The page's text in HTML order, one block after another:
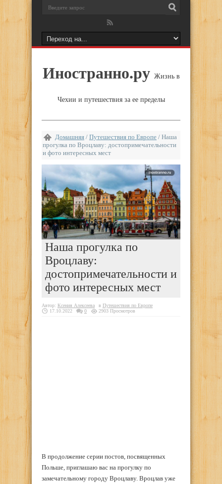
Иностранно.ру Жизнь в
Чехии и путешествия за ее пределы
Домашняя / Путешествия по Европе / Наша
прогулка по Вроцлаву: достопримечательности
и фото интересных мест
Наша прогулка по
Вроцлаву:
достопримечательности и
фото интересных мест
Автор: Ксения Алексеева в Путешествия по Европе
17.10.2022
0 2903 Просмотров
В продолжение серии постов, посвященных
Польше, приглашаю вас на прогулку по
замечательному городу Вроцлаву. Вроцлав уже